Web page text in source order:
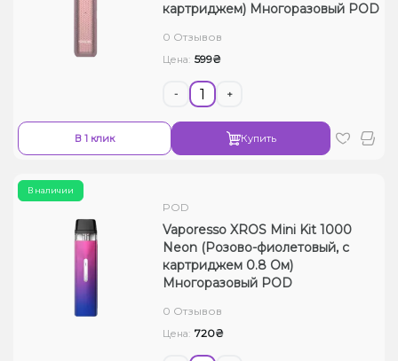
картриджем) Многоразовый POD
0 Отзывов
Цена: 599₴
- +
В 1 клик Купить
В наличии
POD
Vaporesso XROS Mini Kit 1000
Neon (Розово-фиолетовый, с
картриджем 0.8 Ом)
Многоразовый POD
0 Отзывов
Цена: 720₴